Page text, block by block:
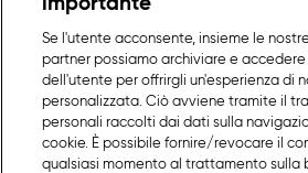
Se l'utente acconsente, insieme le
partner possiamo archiviare e
dell'utente per offrirgli un'esperienza di
personalizzata. Ciò avviene tramite il
personali raccolti dai dati sulla
cookie. È possibile fornire/revocare il
qualsiasi momento al trattamento sulla